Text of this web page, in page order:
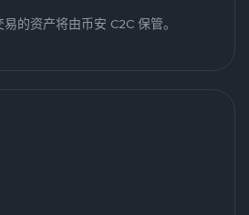
的资产将由币安 C2C 保管。